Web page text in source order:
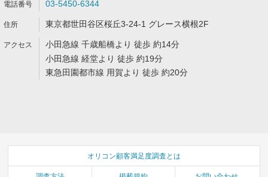
03-5450-6344
東京都世田谷区桜丘3-24-1 グレース横根2F
小田急線 千歳船橋より 徒歩 約14分
小田急線 経堂より 徒歩 約19分
東急田園都市線 用賀より 徒歩 約20分
オリコン顧客満足度調査とは